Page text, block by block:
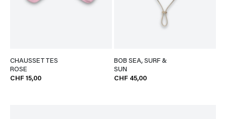
CHAUSSETTES
ROSE
CHF 15,00
BOB SEA, SURF &
SUN
CHF 45,00